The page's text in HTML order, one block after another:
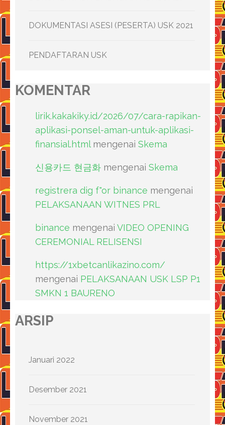
DOKUMENTASI ASESI (PESERTA) USK 2021
PENDAFTARAN USK
KOMENTAR
lirik.kakakiky.id/2026/07/cara-rapikan-
aplikasi-ponsel-aman-untuk-aplikasi-
finansial.htmlmengenai Skema
신용카드 현금화 mengenai Skema
registrera dig f"or binance mengenai
PELAKSANAAN WITNES PRL
binance mengenai VIDEO OPENING
CEREMONIAL RELISENSI
https://1xbetcanlikazino.com/
mengenai PELAKSANAAN USK LSP P1
SMKN 1 BAURENO
ARSIP
Januari 2022
Desember 2021
November 2021